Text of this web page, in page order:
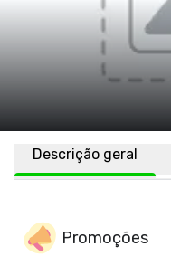
Descrição geral
Promoções